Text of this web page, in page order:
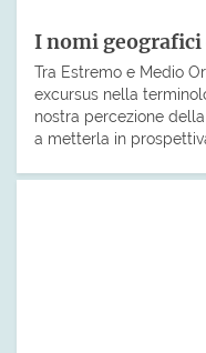
I nomi geografici
Tra Estremo e Medio
excursus nella
nostra percezione
a metterla in